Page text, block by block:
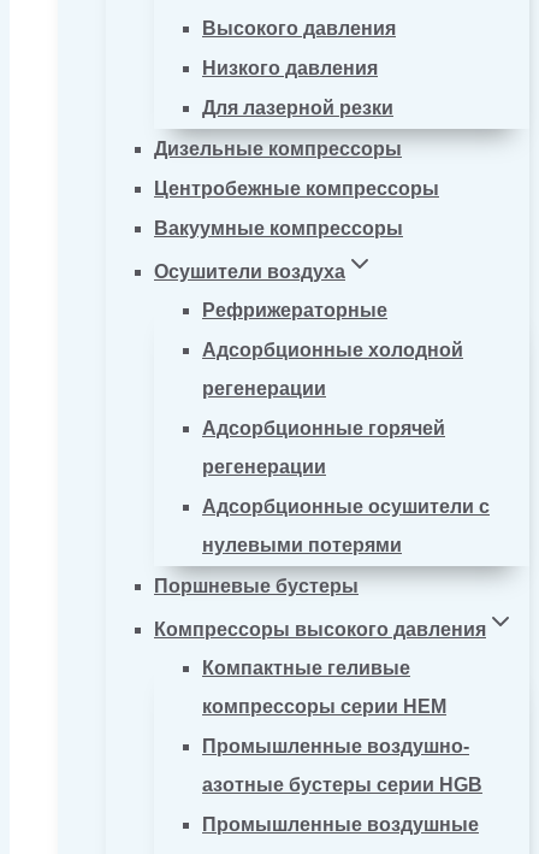
Высокого давления
Низкого давления
Для лазерной резки
Дизельные компрессоры
Центробежные компрессоры
Вакуумные компрессоры
Осушители воздуха
Рефрижераторные
Адсорбционные холодной
регенерации
Адсорбционные горячей
регенерации
Адсорбционные осушители с
нулевыми потерями
Поршневые бустеры
Компрессоры высокого давления
Компактные геливые
компрессоры серии HEM
Промышленные воздушно-
азотные бустеры серии HGB
Промышленные воздушные